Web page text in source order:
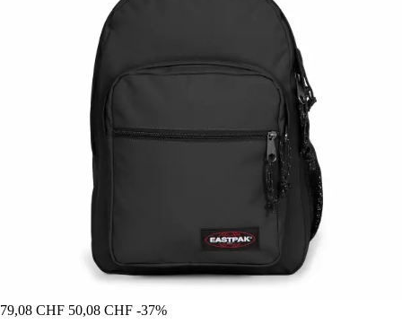
79,08 CHF 50,08 CHF -37%